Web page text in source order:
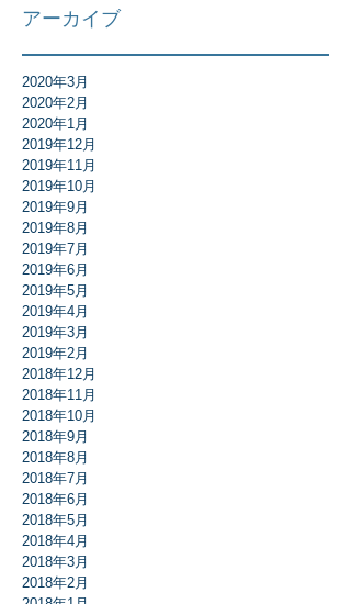
アーカイブ
2020年3月
2020年2月
2020年1月
2019年12月
2019年11月
2019年10月
2019年9月
2019年8月
2019年7月
2019年6月
2019年5月
2019年4月
2019年3月
2019年2月
2018年12月
2018年11月
2018年10月
2018年9月
2018年8月
2018年7月
2018年6月
2018年5月
2018年4月
2018年3月
2018年2月